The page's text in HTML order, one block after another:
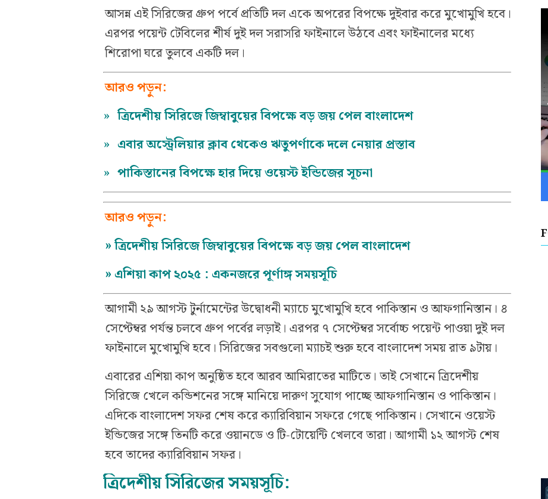
আসন্ন এই সিরিজের গ্রুপ পর্বে প্রতিটি দল একে অপরের বিপক্ষে দুইবার করে মুখোমুখি হবে।
এরপর পয়েন্ট টেবিলের শীর্ষ দুই দল সরাসরি ফাইনালে উঠবে এবং ফাইনালের মধ্যে
শিরোপা ঘরে তুলবে একটি দল।
আরও পড়ুন:
» ত্রিদেশীয় সিরিজে জিম্বাবুয়ের বিপক্ষে বড় জয় পেল বাংলাদেশ
» এবার অস্ট্রেলিয়ার ক্লাব থেকেও ঋতুপর্ণাকে দলে নেয়ার প্রস্তাব
» পাকিস্তানের বিপক্ষে হার দিয়ে ওয়েস্ট ইন্ডিজের সূচনা
আরও পড়ুন:
»ত্রিদেশীয় সিরিজে জিম্বাবুয়ের বিপক্ষে বড় জয় পেল বাংলাদেশ
»এশিয়া কাপ ২০২৫ : একনজরে পূর্ণাঙ্গ সময়সূচি
আগামী ২৯ আগস্ট টুর্নামেন্টের উদ্বোধনী ম্যাচে মুখোমুখি হবে পাকিস্তান ও আফগানিস্তান। ৪
সেপ্টেম্বর পর্যন্ত চলবে গ্রুপ পর্বের লড়াই। এরপর ৭ সেপ্টেম্বর সর্বোচ্চ পয়েন্ট পাওয়া দুই দল
ফাইনালে মুখোমুখি হবে। সিরিজের সবগুলো ম্যাচই শুরু হবে বাংলাদেশ সময় রাত ৯টায়।
এবারের এশিয়া কাপ অনুষ্ঠিত হবে আরব আমিরাতের মাটিতে। তাই সেখানে ত্রিদেশীয়
সিরিজে খেলে কন্ডিশনের সঙ্গে মানিয়ে দারুণ সুযোগ পাচ্ছে আফগানিস্তান ও পাকিস্তান।
এদিকে বাংলাদেশ সফর শেষ করে ক্যারিবিয়ান সফরে গেছে পাকিস্তান। সেখানে ওয়েস্ট
ইন্ডিজের সঙ্গে তিনটি করে ওয়ানডে ও টি-টোয়েন্টি খেলবে তারা। আগামী ১২ আগস্ট শেষ
হবে তাদের ক্যারিবিয়ান সফর।
ত্রিদেশীয় সিরিজের সময়সূচি: